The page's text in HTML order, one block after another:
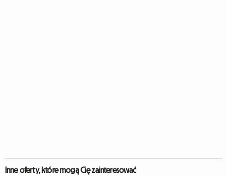
Inne oferty, które mogą Cię zainteresować